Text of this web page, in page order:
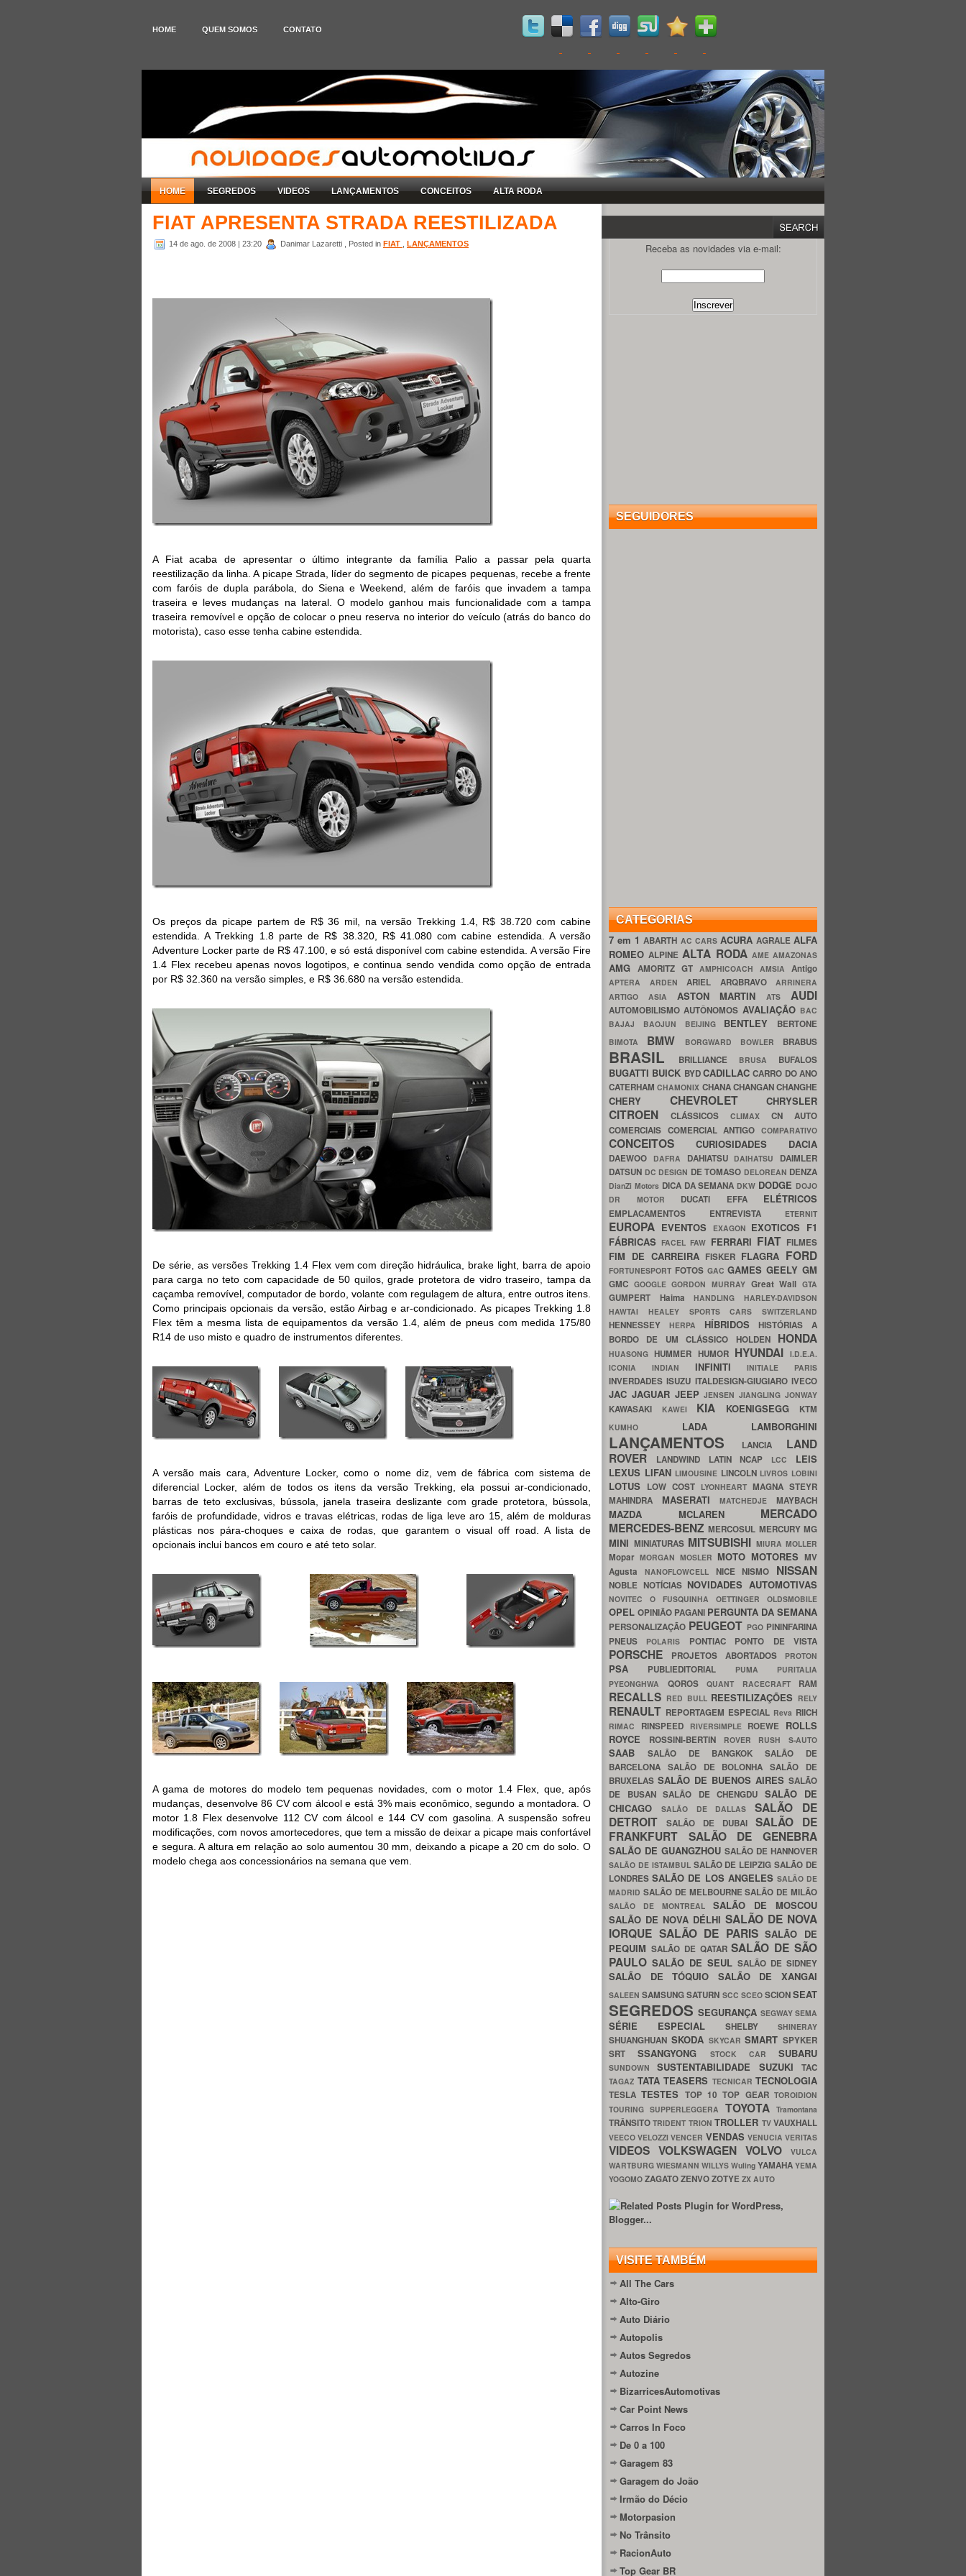
HOME QUEM SOMOS CONTATO
HOME SEGREDOS VIDEOS LANÇAMENTOS CONCEITOS ALTA RODA
FIAT APRESENTA STRADA REESTILIZADA
14 de ago. de 2008 | 23:20 Danimar Lazaretti , Posted in FIAT LANÇAMENTOS
A Fiat acaba de apresentar o último integrante da família Palio a passar pela quarta
reestilização da linha. A picape Strada, líder do segmento de picapes pequenas, recebe a frente
com faróis de dupla parábola, do Siena e Weekend, além de faróis que invadem a tampa
traseira e leves mudanças na lateral. O modelo ganhou mais funcionalidade com a tampa
traseira removível e opção de colocar o pneu reserva no interior do veículo (atrás do banco do
motorista), caso esse tenha cabine estendida.
Os preços da picape partem de R$ 36 mil, na versão Trekking 1.4, R$ 38.720 com cabine
estendida. A Trekking 1.8 parte de R$ 38.320, R$ 41.080 com cabine estendida. A versão
Adventure Locker parte de R$ 47.100, e só está disponível com cabine estendida. A versão Fire
1.4 Flex recebeu apenas novos logotipos, e continua sendo vendida como opção de entrada
por R$ 32.360 na versão simples, e R$ 36.680 na versão estendida.
De série, as versões Trekking 1.4 Flex vem com direção hidráulica, brake light, barra de apoio
para carga no teto com capacidade de 50 quilos, grade protetora de vidro traseiro, tampa da
caçamba removível, computador de bordo, volante com regulagem de altura, entre outros itens.
Como principais opcionais da versão, estão Airbag e ar-condicionado. As picapes Trekking 1.8
Flex têm a mesma lista de equipamentos da versão 1.4, além de pneus com medida 175/80
R14 de uso misto e quadro de instrumentos diferentes.
A versão mais cara, Adventure Locker, como o nome diz, vem de fábrica com sistema de
diferencial Locker, além de todos os itens da versão Trekking, ela possui ar-condicionado,
barras de teto exclusivas, bússola, janela traseira deslizante com grade protetora, bússola,
faróis de profundidade, vidros e travas elétricas, rodas de liga leve aro 15, além de molduras
plásticas nos pára-choques e caixa de rodas, que garantem o visual off road. A lista de
opcionais inclui bancos em couro e até teto solar.
A gama de motores do modelo tem pequenas novidades, com o motor 1.4 Flex, que, após
mudanças, desenvolve 86 CV com álcool e está 3% mais econômico, segundo a montadora. O
motor 1.8 Flex desenvolve 112 CV com álcool e 144 CV com gasolina. A suspensão sofreu
modificações, com novos amortecedores, que tem a missão de deixar a picape mais confortável
e segura. A altura em relação ao solo aumentou 30 mm, deixando a picape a 20 cm do solo. O
modelo chega aos concessionários na semana que vem.
Receba as novidades via e-mail:
SEGUIDORES
CATEGORIAS
7 em 1ABARTH AC CARS ACURA AGRALE ALFA
ROMEOALPINEALTA RODA AME AMAZONAS
AMG AMORITZ GT AMPHICOACH AMSIA Antigo
APTERA ARDEN ARIEL ARQBRAVO ARRINERA
ARTIGO ASIA ASTON MARTINATS AUDI
AUTOMOBILISMOAUTÔNOMOS AVALIAÇÃO BAC
BAJAJ BAOJUN BEIJING BENTLEY BERTONE
BIMOTA BMW BORGWARD BOWLER BRABUS
BRASIL BRILLIANCE BRUSA BUFALOS
BUGATTI BUICK BYDCADILLACCARRO DO ANO
CATERHAMCHAMONIX CHANACHANGANCHANGHE
CHERY CHEVROLET CHRYSLER
CITROEN CLÁSSICOS CLIMAX CN AUTO
COMERCIAIS COMERCIAL ANTIGOCOMPARATIVO
CONCEITOS CURIOSIDADES DACIA
DAEWOO DAFRA DAHIATSU DAIHATSU DAIMLER
DATSUN DC DESIGN DE TOMASO DELOREAN DENZA
DianZi Motors DICA DA SEMANA DKW DODGE DOJO
DR MOTOR DUCATI EFFA ELÉTRICOS
EMPLACAMENTOS ENTREVISTA ETERNIT
EUROPA EVENTOS EXAGON EXOTICOS F1
FÁBRICASFACELFAW FERRARI FIAT FILMES
FIM DE CARREIRA FISKER FLAGRA FORD
FORTUNESPORT FOTOS GACGAMESGEELYGM
GMC GOOGLEGORDON MURRAY Great WallGTA
GUMPERT HaimaHANDLINGHARLEY-DAVIDSON
HAWTAI HEALEY SPORTS CARS SWITZERLAND
HENNESSEY HERPA HÍBRIDOSHISTÓRIAS A
BORDO DE UM CLÁSSICO HOLDEN HONDA
HUASONGHUMMER HUMOR HYUNDAI I.D.E.A.
ICONIA INDIAN INFINITIINITIALE PARIS
INVERDADESISUZU ITALDESIGN-GIUGIAROIVECO
JAC JAGUAR JEEPJENSENJIANGLINGJONWAY
KAWASAKI KAWEI KIA KOENIGSEGG KTM
KUMHO LADA LAMBORGHINI
LANÇAMENTOS LANCIA LAND
ROVER
LANDWIND LATIN NCAP LCC LEIS
LEXUS LIFAN LIMOUSINE LINCOLN LIVROS LOBINI
LOTUS LOW COST LYONHEART MAGNA STEYR
MAHINDRA MASERATIMATCHEDJEMAYBACH
MAZDA MCLAREN MERCADO
MERCEDES-BENZMERCOSUL MERCURYMG
MINI MINIATURAS MITSUBISHI MIURA MOLLER
Mopar MORGAN MOSLER MOTO MOTORES MV
Agusta NANOFLOWCELL NICENISMO NISSAN
NOBLE NOTÍCIAS NOVIDADES AUTOMOTIVAS
NOVITEC O FUSQUINHA OETTINGER OLDSMOBILE
OPEL OPINIÃO PAGANI PERGUNTA DA SEMANA
PERSONALIZAÇÃO PEUGEOT PGO PININFARINA
PNEUS
POLARIS PONTIAC PONTO DE VISTA
PORSCHE PROJETOS ABORTADOS PROTON
PSA PUBLIEDITORIAL PUMA PURITALIA
PYEONGHWA QOROS QUANT RACECRAFT RAM
RECALLS RED BULL REESTILIZAÇÕES RELY
RENAULT REPORTAGEM ESPECIAL Reva RIICH
RIMAC RINSPEED RIVERSIMPLE ROEWE ROLLS
ROYCE
ROSSINI-BERTIN ROVER RUSH S-AUTO
SAAB SALÃO DE BANGKOKSALÃO DE
BARCELONA SALÃO DE BOLONHASALÃO DE
BRUXELAS SALÃO DE BUENOS AIRES SALÃO
DE BUSAN SALÃO DE CHENGDU SALÃO DE
CHICAGO
SALÃO DE DALLASSALÃO DE
DETROIT
SALÃO DE DUBAI SALÃO DE
FRANKFURT SALÃO DE GENEBRA
SALÃO DE GUANGZHOU SALÃO DE HANNOVER
SALÃO DE ISTAMBUL SALÃO DE LEIPZIGSALÃO DE
LONDRESSALÃO DE LOS ANGELES SALÃO DE
MADRID SALÃO DE MELBOURNESALÃO DE MILÃO
SALÃO DE MONTREAL SALÃO DE MOSCOU
SALÃO DE NOVA DÉLHI SALÃO DE NOVA
IORQUE SALÃO DE PARISSALÃO DE
PEQUIM SALÃO DE QATARSALÃO DE SÃO
PAULO SALÃO DE SEUL SALÃO DE SIDNEY
SALÃO DE TÓQUIO SALÃO DE XANGAI
SALEENSAMSUNGSATURN SCC SCEO SCIONSEAT
SEGREDOSSEGURANÇA SEGWAYSEMA
SÉRIE ESPECIAL SHELBY SHINERAY
SHUANGHUAN SKODA SKYCARSMART SPYKER
SRTSSANGYONG STOCK CAR SUBARU
SUNDOWNSUSTENTABILIDADE SUZUKITAC
TAGAZ TATA TEASERS TECNICAR TECNOLOGIA
TESLATESTES TOP 10TOP GEARTOROIDION
TOURING SUPPERLEGGERA TOYOTATramontana
TRÂNSITOTRIDENT TRIONTROLLER TVVAUXHALL
VEECOVELOZZIVENCER VENDAS VENUCIAVERITAS
VIDEOS VOLKSWAGEN VOLVO
VULCA
WARTBURG WIESMANN WILLYS Wuling YAMAHA YEMA
YOGOMO ZAGATOZENVOZOTYE ZX AUTO
VISITE TAMBÉM
All The Cars
Alto-Giro
Auto Diário
Autopolis
Autos Segredos
Autozine
BizarricesAutomotivas
Car Point News
Carros In Foco
De 0 a 100
Garagem 83
Garagem do João
Irmão do Décio
Motorpasion
No Trânsito
RacionAuto
Top Gear BR